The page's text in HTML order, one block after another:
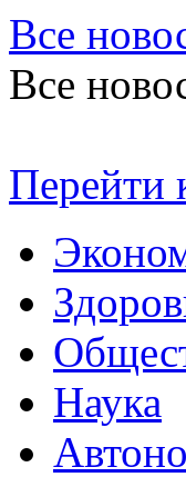
Все
Все
Перейти
Наука